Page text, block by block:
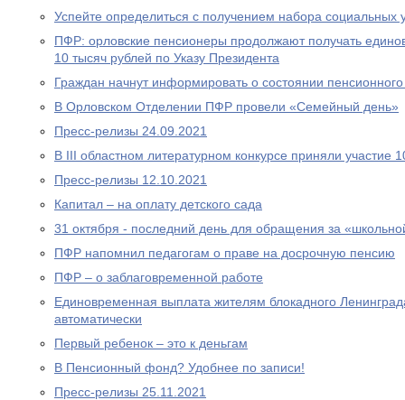
Успейте определиться с получением набора социальных
ПФР: орловские пенсионеры продолжают получать
10 тысяч рублей по Указу Президента
Граждан начнут информировать о состоянии
В Орловском Отделении ПФР провели «Семейный день»
Пресс-релизы 24.09.2021
В III областном литературном конкурсе приняли участие
Пресс-релизы 12.10.2021
Капитал – на оплату детского сада
31 октября - последний день для обращения за
ПФР напомнил педагогам о праве на досрочную пенсию
ПФР – о заблаговременной работе
Единовременная выплата жителям блокадного
автоматически
Первый ребенок – это к деньгам
В Пенсионный фонд? Удобнее по записи!
Пресс-релизы 25.11.2021